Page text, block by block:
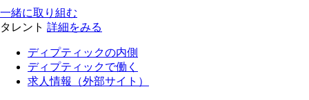
一緒に取り組む
タレント 詳細をみる
ディプティックの内側
ディプティックで働く
求人情報（外部サイト）